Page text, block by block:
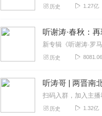
历史 1.27亿
听谢涛·春秋：
历史
听涛哥 | 两晋南
历史 1.32亿